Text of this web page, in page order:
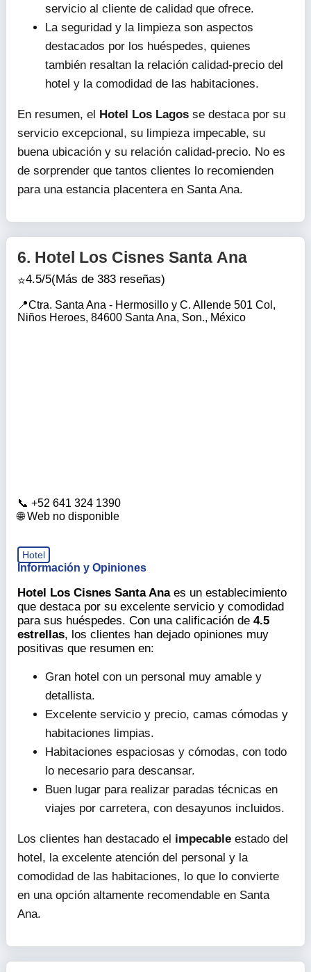
servicio al cliente de calidad que ofrece.
La seguridad y la limpieza son aspectos
destacados por los huéspedes, quienes
también resaltan la relación calidad-precio del
hotel y la comodidad de las habitaciones.
En resumen, el Hotel Los Lagos se destaca por su
servicio excepcional, su limpieza impecable, su
buena ubicación y su relación calidad-precio. No es
de sorprender que tantos clientes lo recomienden
para una estancia placentera en Santa Ana.
+52 641 324 1390
Web no disponible
6. Hotel Los Cisnes Santa Ana
4.5/5(Más de 383 reseñas)
Ctra. Santa Ana - Hermosillo y C. Allende 501 Col,
Niños Heroes, 84600 Santa Ana, Son., México
Hotel
Información y Opiniones
Hotel Los Cisnes Santa Anaes un establecimiento
que destaca por su excelente servicio y comodidad
para sus huéspedes. Con una calificación de 4.5
estrellas, los clientes han dejado opiniones muy
positivas que resumen en:
Gran hotel con un personal muy amable y
detallista.
Excelente servicio y precio, camas cómodas y
habitaciones limpias.
Habitaciones espaciosas y cómodas, con todo
lo necesario para descansar.
Buen lugar para realizar paradas técnicas en
viajes por carretera, con desayunos incluidos.
Los clientes han destacado el impecable estado del
hotel, la excelente atención del personal y la
comodidad de las habitaciones, lo que lo convierte
en una opción altamente recomendable en Santa
Ana.